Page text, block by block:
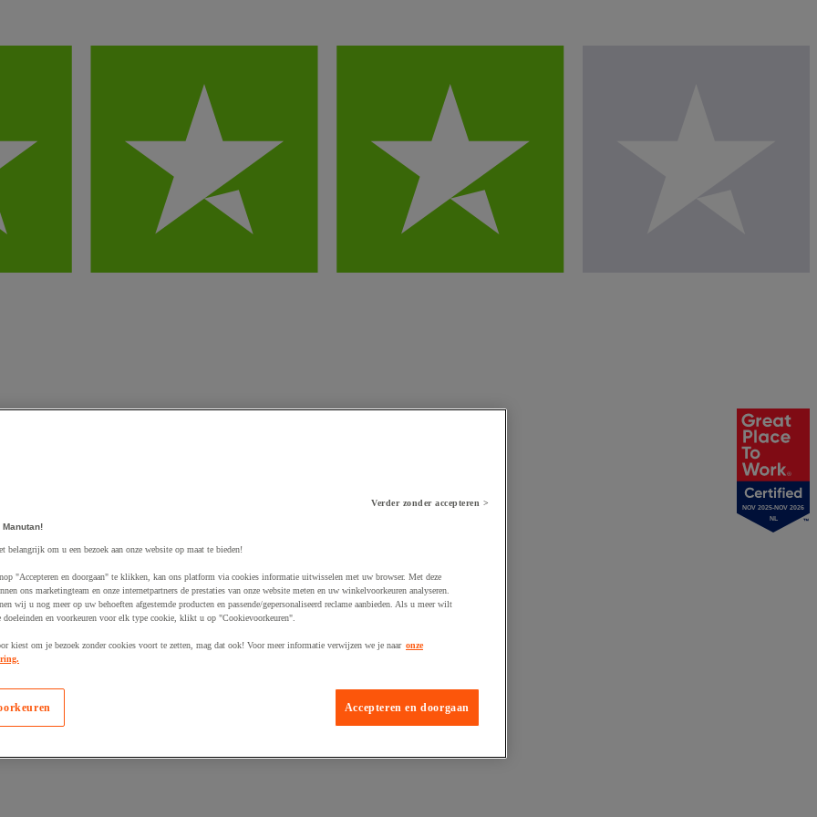
NOV 2025-NOV 2026
NL
Verder zonder accepteren >
belangrijk om u een bezoek aan onze website op maat te bieden!
"Accepteren en doorgaan" te klikken, kan ons platform via cookies informatie uitwisselen met uw browser. Met deze
ons marketingteam en onze internetpartners de prestaties van onze website meten en uw winkelvoorkeuren analyseren.
wij u nog meer op uw behoeften afgestemde producten en passende/gepersonaliseerd reclame aanbieden. Als u meer wilt
doeleinden en voorkeuren voor elk type cookie, klikt u op "Cookievoorkeuren".
kiest om je bezoek zonder cookies voort te zetten, mag dat ook! Voor meer informatie verwijzen we je naar onze
Accepteren en doorgaan